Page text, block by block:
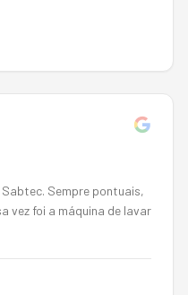
Sempre pontuais,
vez foi a máquina de lavar